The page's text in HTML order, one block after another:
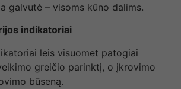
galvutė – visoms kūno dalims.
indikatoriai
leis visuomet patogiai
greičio parinktį, o įkrovimo
būseną.